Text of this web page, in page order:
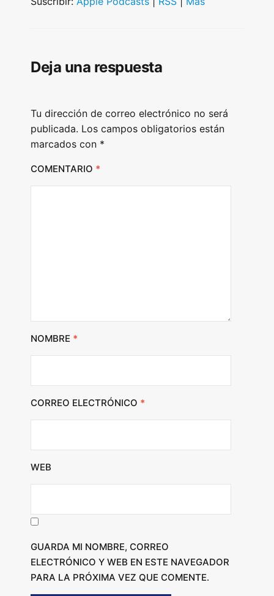
a
r
Deja una respuesta
Tu dirección de correo electrónico no será
publicada. Los campos obligatorios están
marcados con *
COMENTARIO *
NOMBRE *
CORREO ELECTRÓNICO *
WEB
GUARDA MI NOMBRE, CORREO
ELECTRÓNICO Y WEB EN ESTE NAVEGADOR
PARA LA PRÓXIMA VEZ QUE COMENTE.